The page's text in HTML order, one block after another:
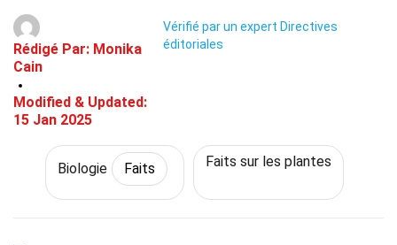
Rédigé Par: Monika
Cain
Modified & Updated:
15 Jan 2025
Vérifié par un expert Directives
éditoriales
Biologie Faits Faits sur les plantes